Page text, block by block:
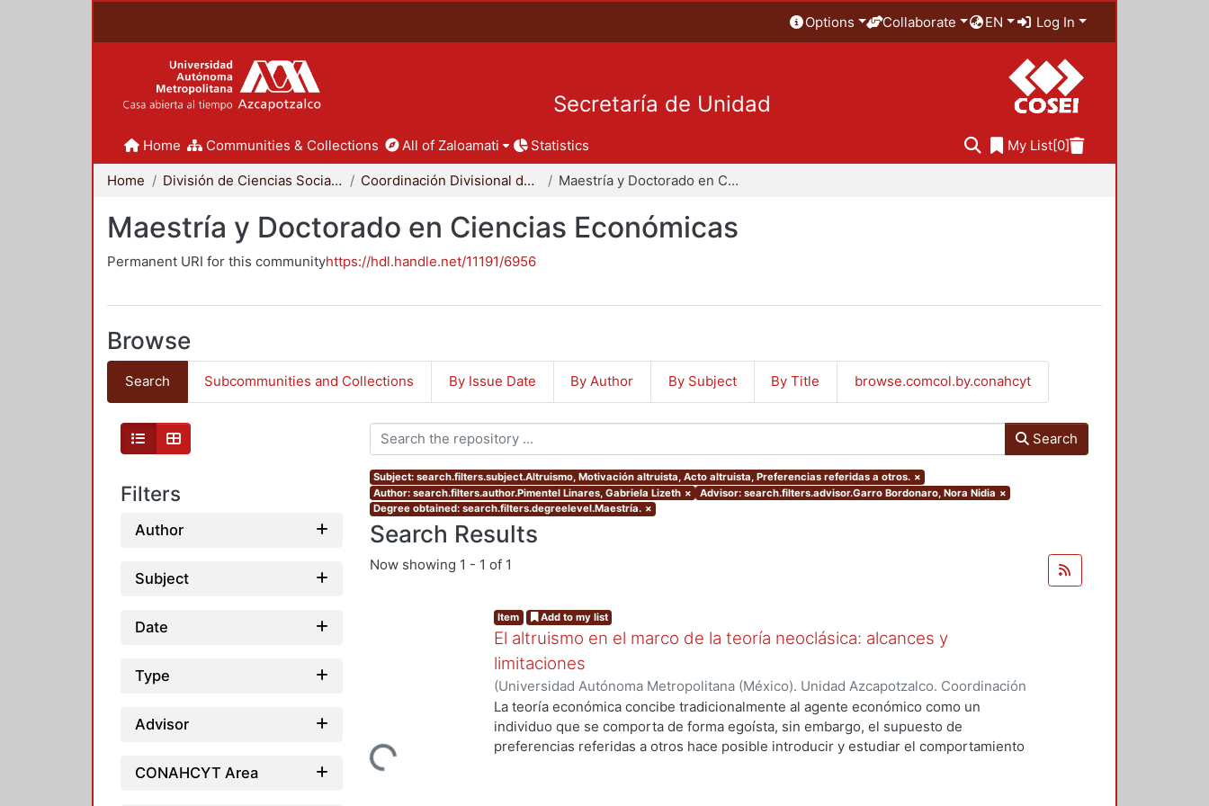
Options Collaborate EN Log In
Secretaría de Unidad
Home Communities & Collections All of Zaloamati Statistics My List[0]
Home División de Ciencias Sociales y Humanidades Coordinación Divisional de Posgrado Maestría y Doctorado en Ciencias Económicas
Maestría y Doctorado en Ciencias Económicas
Permanent URI for this communityhttps://hdl.handle.net/11191/6956
Browse
Search Subcommunities and Collections By Issue Date By Author By Subject By Title browse.comcol.by.conahcyt
Filters
Author
Subject
Date
Type
Advisor
CONAHCYT Area
Search
Subject: search.filters.subject.Altruismo, Motivación altruista, Acto altruista, Preferencias referidas a otros. ×
Author: search.filters.author.Pimentel Linares, Gabriela Lizeth × Advisor: search.filters.advisor.Garro Bordonaro, Nora Nidia ×
Degree obtained: search.filters.degreelevel.Maestría. ×
Search Results
Now showing 1 - 1 of 1
Loading...
Item Add to my list
El altruismo en el marco de la teoría neoclásica: alcances y
limitaciones
(Universidad Autónoma Metropolitana (México). Unidad Azcapotzalco. Coordinación
de Servicios de Información. ,2016)Pimentel Linares, Gabriela Lizeth
La teoría económica concibe tradicionalmente al agente económico como un
individuo que se comporta de forma egoísta, sin embargo, el supuesto de
preferencias referidas a otros hace posible introducir y estudiar el comportamiento